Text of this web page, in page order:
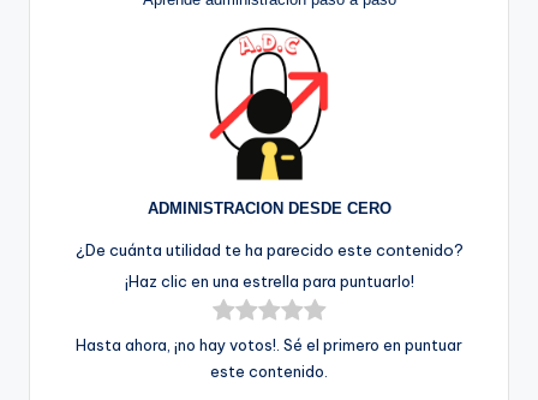
ADMINISTRACION DESDE CERO
¿De cuánta utilidad te ha parecido este contenido?
¡Haz clic en una estrella para puntuarlo!
Hasta ahora, ¡no hay votos!. Sé el primero en puntuar
este contenido.